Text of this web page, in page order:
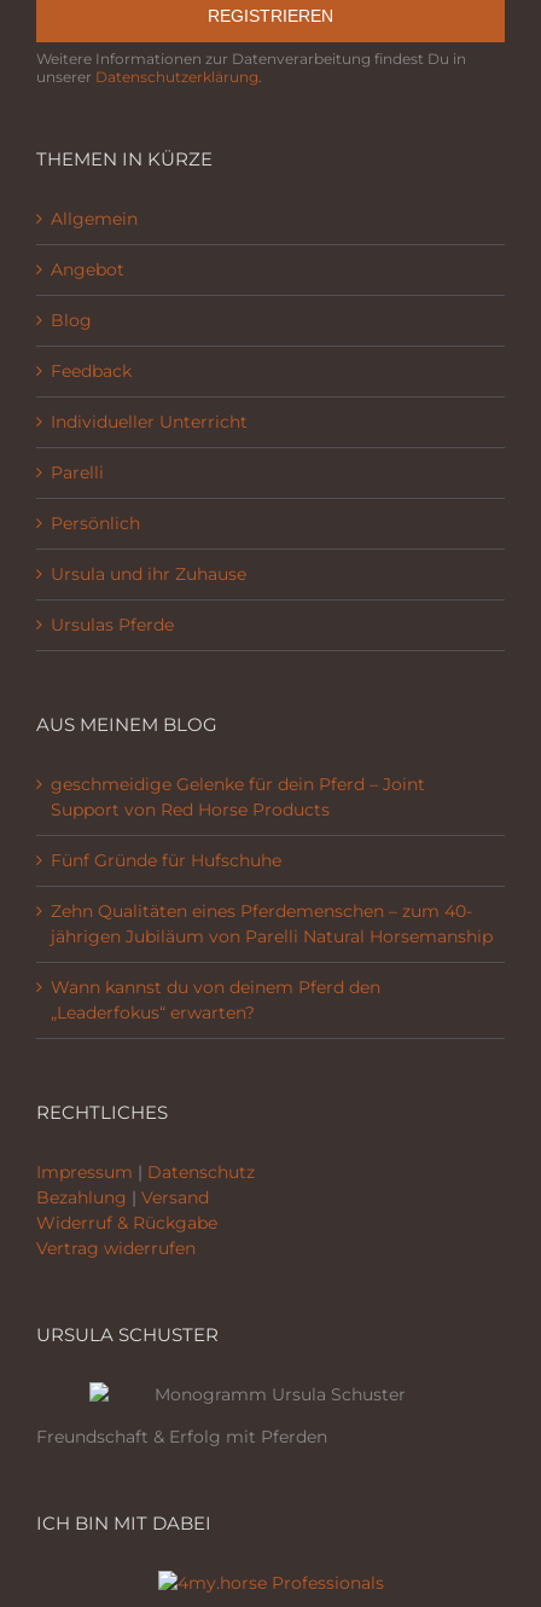
REGISTRIEREN
Weitere Informationen zur Datenverarbeitung findest Du in
unserer Datenschutzerklärung.
THEMEN IN KÜRZE
Allgemein
Angebot
Blog
Feedback
Individueller Unterricht
Parelli
Persönlich
Ursula und ihr Zuhause
Ursulas Pferde
AUS MEINEM BLOG
geschmeidige Gelenke für dein Pferd – Joint
Support von Red Horse Products
Fünf Gründe für Hufschuhe
Zehn Qualitäten eines Pferdemenschen – zum 40-
jährigen Jubiläum von Parelli Natural Horsemanship
Wann kannst du von deinem Pferd den
„Leaderfokus“ erwarten?
RECHTLICHES
Impressum | Datenschutz
Bezahlung | Versand
Widerruf & Rückgabe
Vertrag widerrufen
URSULA SCHUSTER
Freundschaft & Erfolg mit Pferden
ICH BIN MIT DABEI